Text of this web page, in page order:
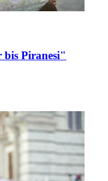
Piranesi"